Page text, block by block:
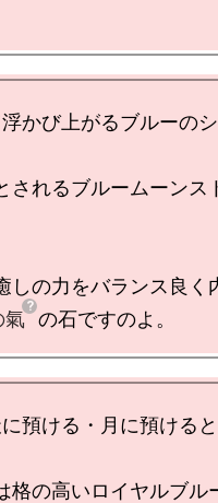
かび上がるブルーの
されるブルームーンス
氣
預ける・月に預ける
格の高いロイヤルブル